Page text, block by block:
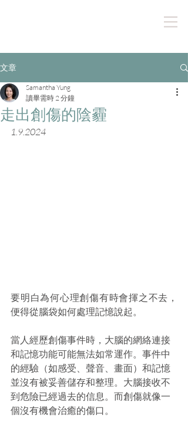
文章
走出創傷的陰霾
Samantha Yung
讀畢需時 2 分鐘
1.9.2024
要明白為何心理創傷有時會揮之不去，
便得從腦袋如何處理記憶說起。
當人經歷創傷事件時，大腦的網絡連接
和記憶功能可能無法如常運作。事件中
的經驗（如感受、聲音、畫面）和記憶
並沒有被妥善儲存和整理。大腦接收不
到危險已經過去的信息。而創傷就像一
個沒有機會治癒的傷口。